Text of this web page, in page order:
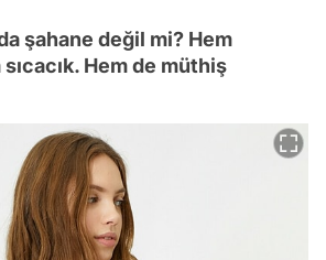
şahane değil mi? Hem
Hem de müthiş